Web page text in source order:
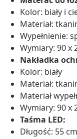
Kolor: biały i
Materiał:
Wypełnienie:
Wymiary: 90 x
Nakładka
Kolor: biały
Materiał:
Materiał
Wymiary: 90 x
Taśma LED:
Długość: 55 cm